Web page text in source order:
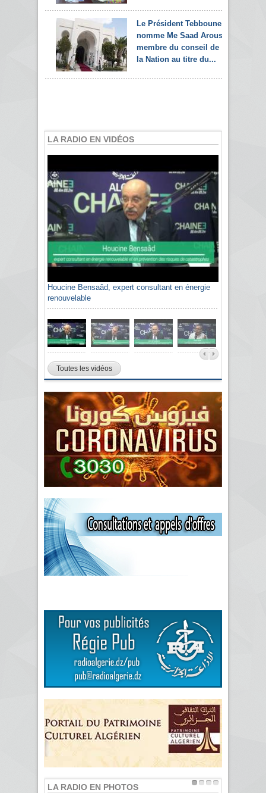
Le Président Tebboune
nomme Me Saad Arous
membre du conseil de
la Nation au titre du...
LA RADIO EN VIDÉOS
Houcine Bensaâd, expert consultant en énergie
renouvelable
Toutes les vidéos
LA RADIO EN PHOTOS